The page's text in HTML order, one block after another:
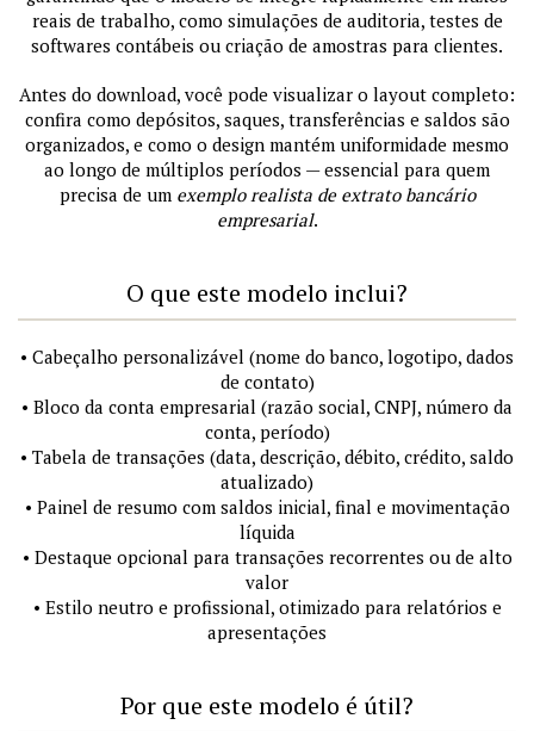
reais de trabalho, como simulações de auditoria, testes de
softwares contábeis ou criação de amostras para clientes.
Antes do download, você pode visualizar o layout completo:
confira como depósitos, saques, transferências e saldos são
organizados, e como o design mantém uniformidade mesmo
ao longo de múltiplos períodos — essencial para quem
precisa de um exemplo realista de extrato bancário
empresarial.
O que este modelo inclui?
• Cabeçalho personalizável (nome do banco, logotipo, dados
de contato)
• Bloco da conta empresarial (razão social, CNPJ, número da
conta, período)
• Tabela de transações (data, descrição, débito, crédito, saldo
atualizado)
• Painel de resumo com saldos inicial, final e movimentação
líquida
• Destaque opcional para transações recorrentes ou de alto
valor
• Estilo neutro e profissional, otimizado para relatórios e
apresentações
Por que este modelo é útil?